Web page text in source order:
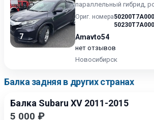
7
параллельный гибрид,
привод (4WD)
Ориг. номера50200T7A000
50230T7A000
Amavto54
нет отзывов
Новосибирск
Балка задняя в других странах
Балка Subaru XV 2011-2015
5 000 ₽